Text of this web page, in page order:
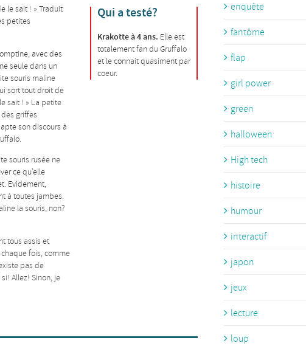
le sait ! » Traduit
petites
avec des
seule dans un
souris maline
sort tout droit de
sait ! » La petite
griffes
son discours à
souris rusée ne
ce qu’elle
Evidement,
à toutes jambes.
la souris, non?
tous assis et
fois, comme
pas de
Allez! Sinon, je
Qui a testé?
Krakotte à 4 ans. Elle est
totalement fan du Gruffalo
et le connait quasiment par
coeur.
enquête
fantôme
flap
girl power
green
halloween
High tech
histoire
humour
interactif
japon
jeux
lecture
loup